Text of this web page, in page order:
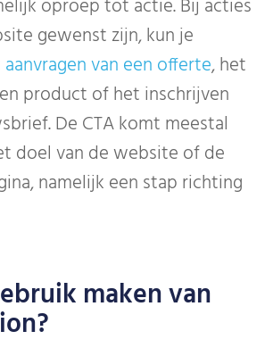
oproep tot actie. Bij acties
gewenst zijn, kun je
aanvragen van een offerte, het
product of het inschrijven
De CTA komt meestal
doel van de website of de
namelijk een stap richting
maken van